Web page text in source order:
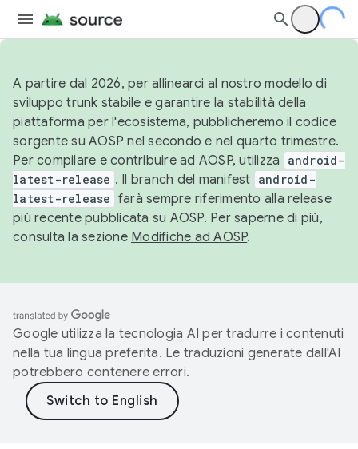
A partire dal 2026, per allinearci al nostro modello di
sviluppo trunk stabile e garantire la stabilità della
piattaforma per l'ecosistema, pubblicheremo il codice
sorgente su AOSP nel secondo e nel quarto trimestre.
Per compilare e contribuire ad AOSP, utilizza
android-
latest-release . Il branch del manifest android-
latest-release farà sempre riferimento alla release
più recente pubblicata su AOSP. Per saperne di più,
consulta la sezione Modifiche ad AOSP.
Google utilizza la tecnologia AI per tradurre i contenuti
nella tua lingua preferita. Le traduzioni generate dall'AI
potrebbero contenere errori.